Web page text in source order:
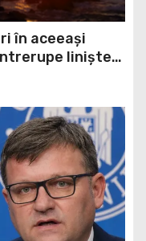
în aceeași
liniștea